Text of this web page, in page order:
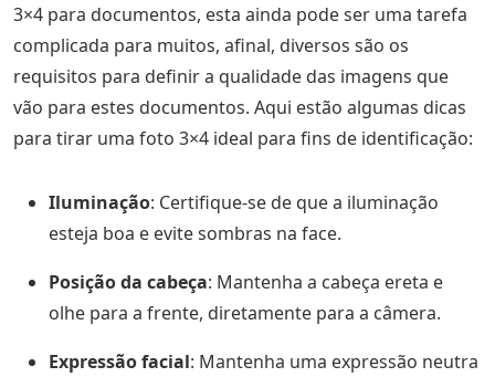
3×4 para documentos, esta ainda pode ser uma tarefa
complicada para muitos, afinal, diversos são os
requisitos para definir a qualidade das imagens que
vão para estes documentos. Aqui estão algumas dicas
para tirar uma foto 3×4 ideal para fins de identificação:
Iluminação: Certifique-se de que a iluminação
esteja boa e evite sombras na face.
Posição da cabeça: Mantenha a cabeça ereta e
olhe para a frente, diretamente para a câmera.
Expressão facial: Mantenha uma expressão neutra